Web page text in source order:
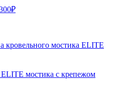
₽
кровельного мостика ELITE
мостика с крепежом